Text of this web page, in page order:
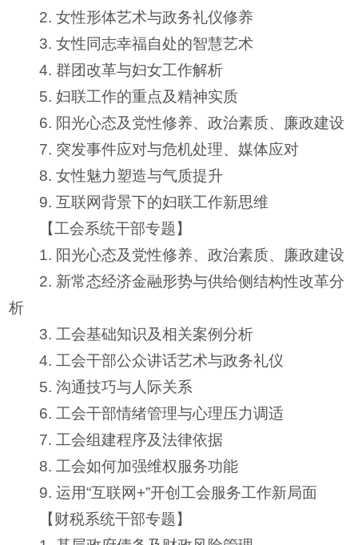
2. 女性形体艺术与政务礼仪修养
3. 女性同志幸福自处的智慧艺术
4. 群团改革与妇女工作解析
5. 妇联工作的重点及精神实质
6. 阳光心态及党性修养、政治素质、廉政建设
7. 突发事件应对与危机处理、媒体应对
8. 女性魅力塑造与气质提升
9. 互联网背景下的妇联工作新思维
【工会系统干部专题】
1. 阳光心态及党性修养、政治素质、廉政建设
2. 新常态经济金融形势与供给侧结构性改革分
析
3. 工会基础知识及相关案例分析
4. 工会干部公众讲话艺术与政务礼仪
5. 沟通技巧与人际关系
6. 工会干部情绪管理与心理压力调适
7. 工会组建程序及法律依据
8. 工会如何加强维权服务功能
9. 运用“互联网+”开创工会服务工作新局面
【财税系统干部专题】